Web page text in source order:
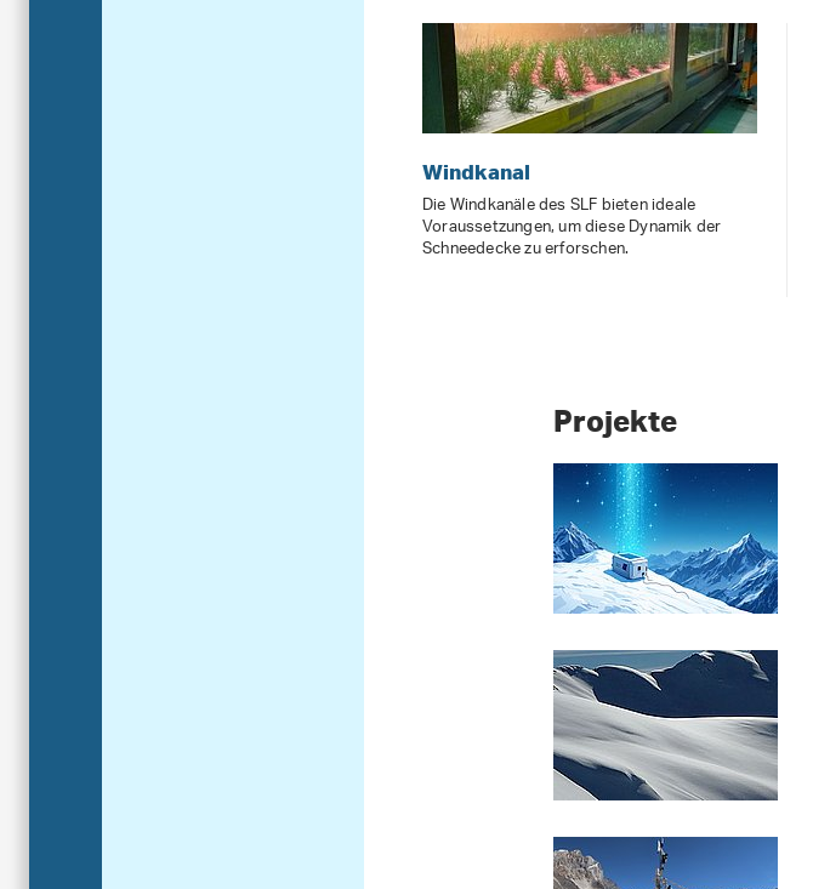
Windkanal
Die Windkanäle des SLF bieten ideale
Voraussetzungen, um diese Dynamik der
Schneedecke zu erforschen.
Projekte